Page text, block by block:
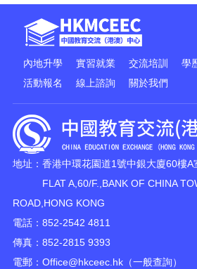
內地升學 實習就業 交流培訓 學
活動報名
線上諮詢 關於我們
地址：香港中環花園道1號中銀大廈60樓A
FLAT A,60/F.,BANK OF CHINA
ROAD,HONG KONG
電話：852-2542 4811
傳真：852-2815 9393
電郵： Office@hkceec.hk（一般查詢）